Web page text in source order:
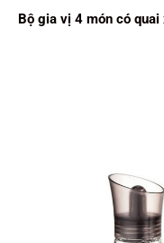
Bộ gia vị 4 món có